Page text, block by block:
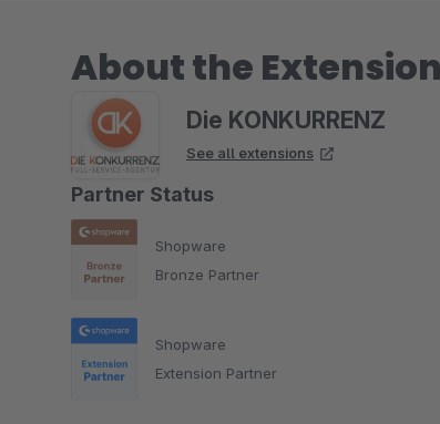
About the
Die KONKURRENZ
See all extensions
Partner Status
Shopware
Bronze Partner
Shopware
Extension Partner